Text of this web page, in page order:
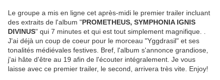
Le groupe a mis en ligne cet après-midi le premier trailer incluant
des extraits de l'album "PROMETHEUS, SYMPHONIA IGNIS
DIVINUS" qui 7 minutes et qui est tout simplement magnifique. .
J'ai déjà un coup de coeur pour le morceau "Yggdrasil" et ses
tonalités médiévales festives. Bref, l'album s'annonce grandiose,
j'ai hâte d'être au 19 afin de l'écouter intégralement. Je vous
laisse avec ce premier trailer, le second, arrivera très vite. Enjoy!